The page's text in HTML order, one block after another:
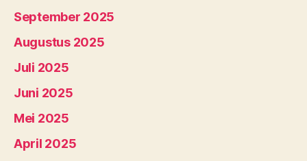
September 2025
Augustus 2025
Juli 2025
Juni 2025
Mei 2025
April 2025